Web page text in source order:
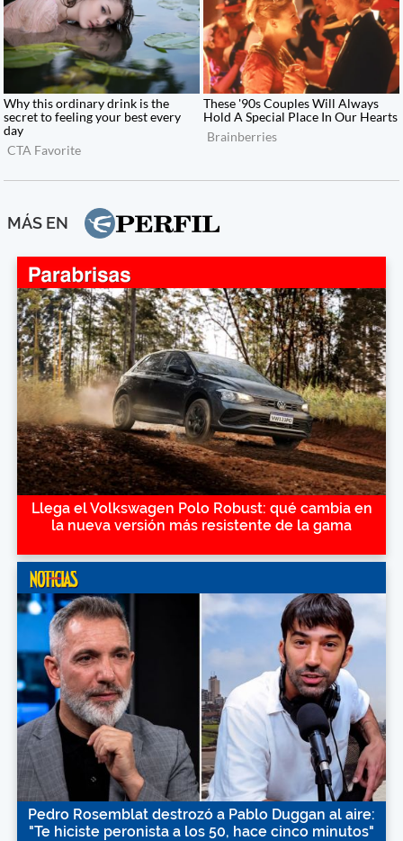
MÁS EN
Llega el Volkswagen Polo Robust: qué cambia en
la nueva versión más resistente de la gama
Pedro Rosemblat destrozó a Pablo Duggan al aire:
"Te hiciste peronista a los 50, hace cinco minutos"